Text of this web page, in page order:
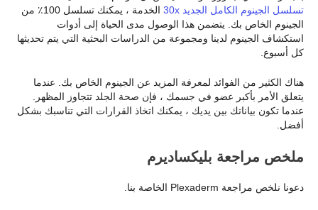
تسلسل الجينوم الكامل الجديد 30x
الخدمة ، يمكنك تسلسل 100٪ من
الجينوم الخاص بك. يتضمن هذا الوصول مدى الحياة إلى أدوات
استكشاف الجينوم لدينا ومجموعة من الدراسات البحثية التي يتم تحديثها
كل أسبوع.
هناك الكثير من الفوائد لمعرفة المزيد عن الجينوم الخاص بك. عندما
يتعلق الأمر بأكبر عضو في جسمك ، فإن صحة الجلد تتجاوز المظهر.
عندما تكون بياناتك بين يديك ، يمكنك اتخاذ القرارات التي تناسبك بشكل
أفضل.
ملخص مراجعة بليكساديرم
دعونا نلخص مراجعة Plexaderm الخاصة بنا.